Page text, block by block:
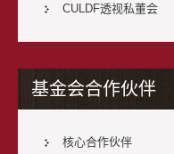
CULDF透视私董会
基金会合作伙伴
核心合作伙伴